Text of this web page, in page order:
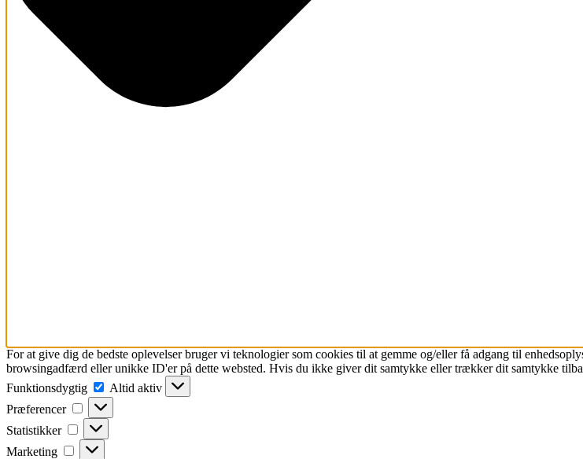
For at give dig de bedste oplevelser bruger vi teknologier som cookies til at gemme og/eller få adgang til
browsingadfærd eller unikke ID'er på dette websted. Hvis du ikke giver dit samtykke eller trækker dit samtykke
Funktionsdygtig
Funktionsdygtig
Altid aktiv
Præferencer
Præferencer
Statistikker Statistikker
Marketing Marketing